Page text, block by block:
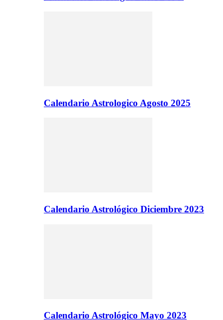
Calendario Astrologico Agosto 2025
Calendario Astrológico Diciembre 2023
Calendario Astrológico Mayo 2023